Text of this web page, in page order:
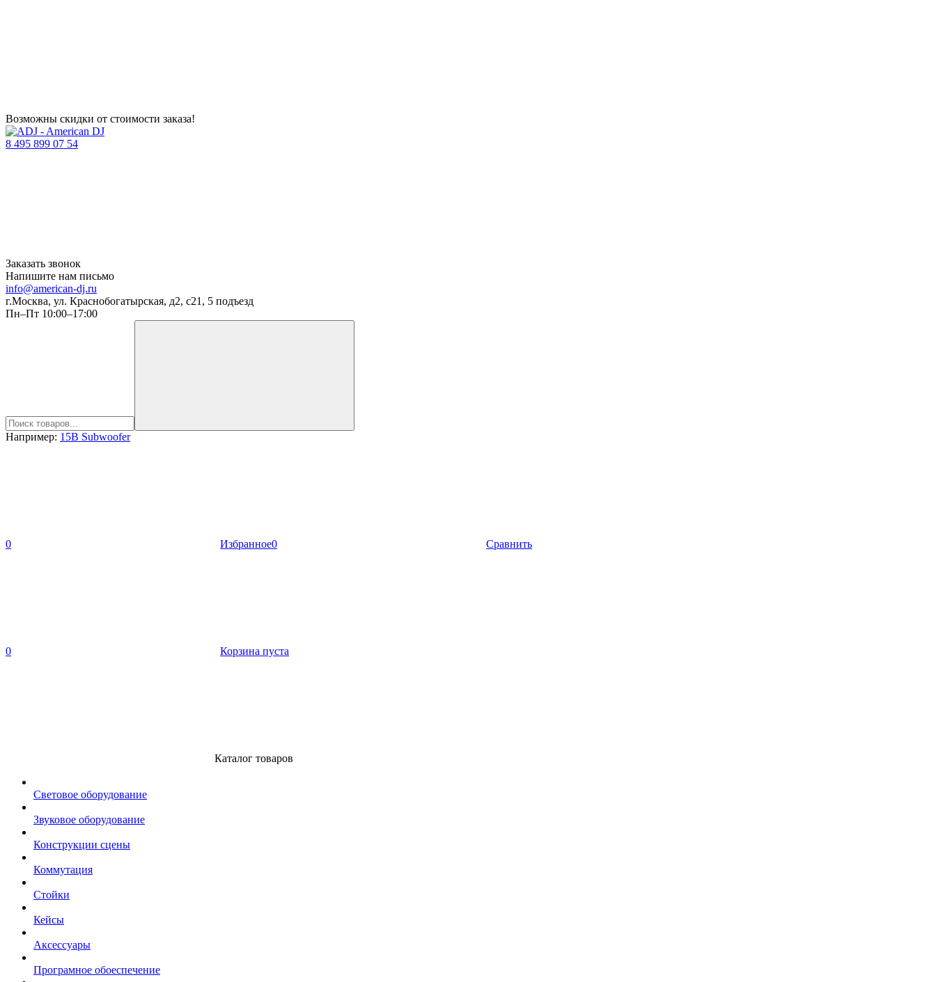
Возможны скидки от стоимости заказа!
8 495 899 07 54
Заказать звонок
Напишите нам письмо
info@american-dj.ru
г.Москва, ул. Краснобогатырская, д2, с21, 5 подъезд
Пн–Пт 10:00–17:00
Например: 15B Subwoofer
0 Избранное0 Сравнить
0 Корзина пуста
Каталог товаров
Световое оборудование
Звуковое оборудование
Конструкции сцены
Коммутация
Стойки
Кейсы
Аксессуары
Програмное обоеспечение